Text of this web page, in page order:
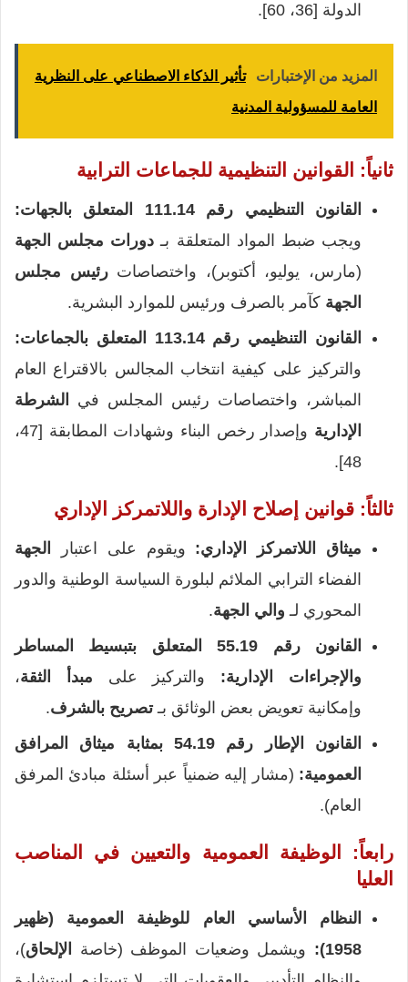
الدولة [36، 60].
المزيد من الإختبارات
تأثير الذكاء الاصطناعي على النظرية
العامة للمسؤولية المدنية
ثانياً: القوانين التنظيمية للجماعات الترابية
القانون التنظيمي رقم 111.14 المتعلق بالجهات:
ويجب ضبط المواد المتعلقة بـ دورات مجلس الجهة
(مارس، يوليو، أكتوبر)، واختصاصاترئيس مجلس
الجهة كآمر بالصرف ورئيس للموارد البشرية.
القانون التنظيمي رقم 113.14 المتعلق بالجماعات:
والتركيز على كيفية انتخاب المجالس بالاقتراع العام
المباشر، واختصاصات رئيس المجلس في
الشرطة
الإدارية
وإصدار رخص البناء وشهادات المطابقة [47،
48].
ثالثاً: قوانين إصلاح الإدارة واللاتمركز الإداري
ميثاق اللاتمركز الإداري: ويقوم على اعتبار
الجهة
الفضاء الترابي الملائم لبلورة السياسة الوطنية والدور
المحوري لـ والي الجهة.
القانون رقم 55.19 المتعلق بتبسيط المساطر
والإجراءات الإدارية: والتركيز على مبدأ الثقة،
وإمكانية تعويض بعض الوثائق بـتصريح بالشرف.
القانون الإطار رقم 54.19 بمثابة ميثاق المرافق
العمومية: (مشار إليه ضمنياً عبر أسئلة مبادئ المرفق
العام).
رابعاً: الوظيفة العمومية والتعيين في المناصب
العليا
النظام الأساسي العام للوظيفة العمومية (ظهير
1958):
ويشمل وضعيات الموظف (خاصة الإلحاق)،